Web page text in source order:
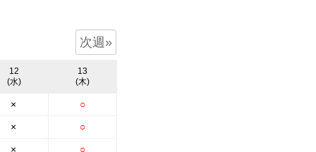
次週»
12
(水)
×
×
×
13
(木)
○
○
○